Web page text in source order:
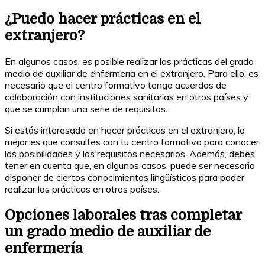
¿Puedo hacer prácticas en el
extranjero?
En algunos casos, es posible realizar las prácticas del grado
medio de auxiliar de enfermería en el extranjero. Para ello, es
necesario que el centro formativo tenga acuerdos de
colaboración con instituciones sanitarias en otros países y
que se cumplan una serie de requisitos.
Si estás interesado en hacer prácticas en el extranjero, lo
mejor es que consultes con tu centro formativo para conocer
las posibilidades y los requisitos necesarios. Además, debes
tener en cuenta que, en algunos casos, puede ser necesario
disponer de ciertos conocimientos lingüísticos para poder
realizar las prácticas en otros países.
Opciones laborales tras completar
un grado medio de auxiliar de
enfermería